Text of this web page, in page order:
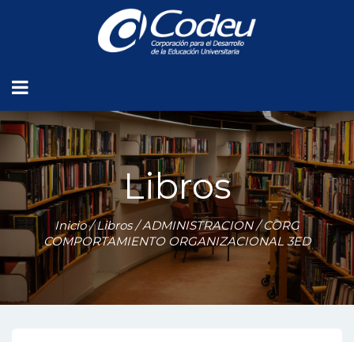
Libros
Inicio/Libros/ADMINISTRACION/ CORG
COMPORTAMIENTO ORGANIZACIONAL 3ED